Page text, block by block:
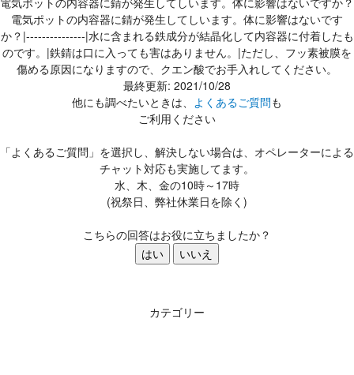
電気ポットの内容器に錆が発生してしいます。体に影響はないです
か？|---------------|水に含まれる鉄成分が結晶化して内容器に付着したも
のです。|鉄錆は口に入っても害はありません。|ただし、フッ素被膜を
傷める原因になりますので、クエン酸でお手入れしてください。
最終更新: 2021/10/28
他にも調べたいときは、 よくあるご質問も
ご利用ください
「よくあるご質問」を選択し、解決しない場合は、オペレーターによる
チャット対応も実施してます。
水、木、金の10時～17時
(祝祭日、弊社休業日を除く)
こちらの回答はお役に立ちましたか？
はい
いいえ
カテゴリー